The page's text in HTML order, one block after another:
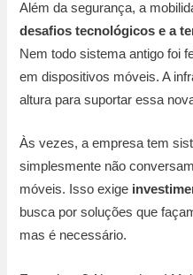
Além da segurança, a
desafios tecnológicos e a
Nem todo sistema antigo foi
em dispositivos móveis. A
altura para suportar essa
Às vezes, a empresa tem
simplesmente não
móveis. Isso exige
busca por soluções que
mas é necessário.